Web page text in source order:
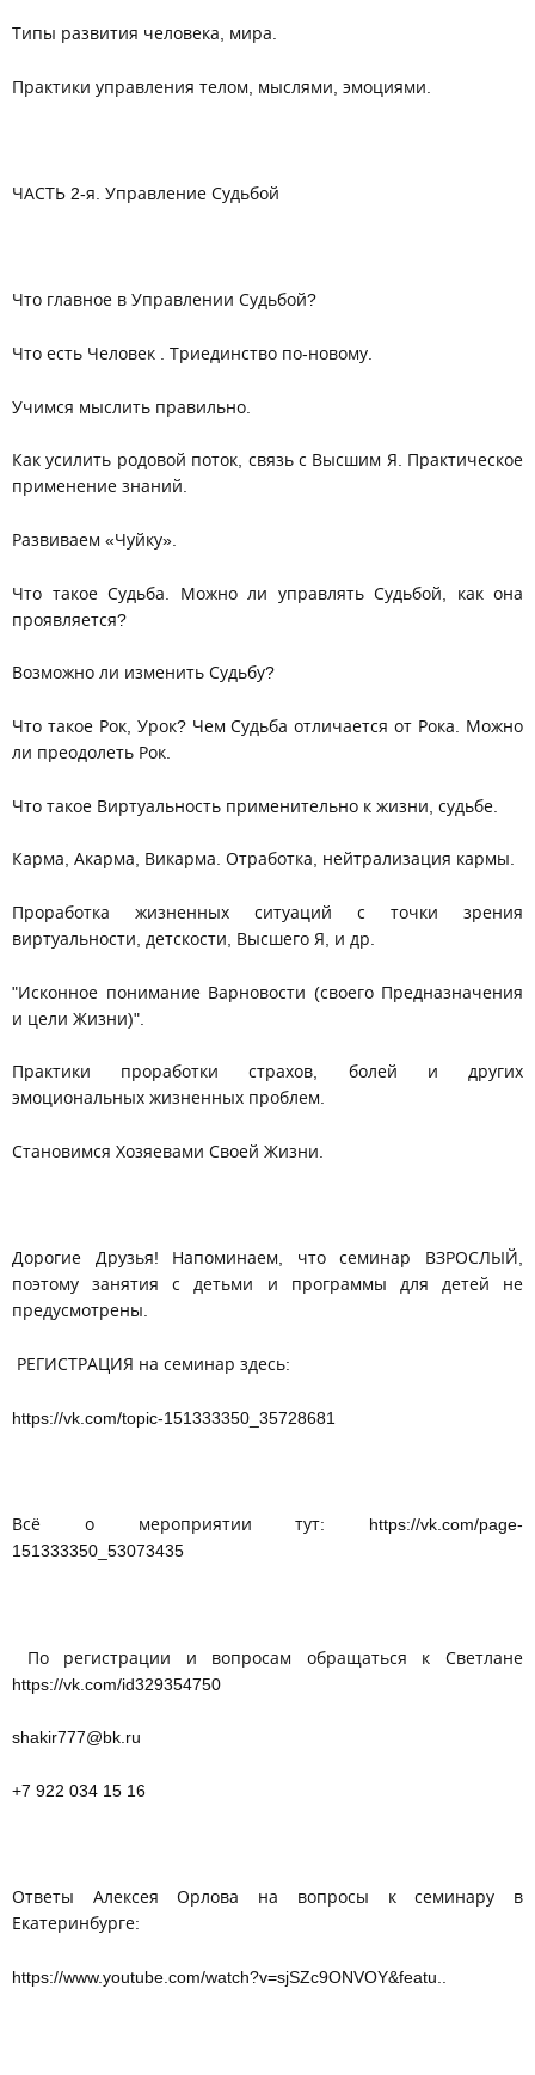
Типы развития человека, мира.
Практики управления телом, мыслями, эмоциями.
ЧАСТЬ 2-я. Управление Судьбой
Что главное в Управлении Судьбой?
Что есть Человек . Триединство по-новому.
Учимся мыслить правильно.
Как усилить родовой поток, связь с Высшим Я. Практическое
применение знаний.
Развиваем «Чуйку».
Что такое Судьба. Можно ли управлять Судьбой, как она
проявляется?
Возможно ли изменить Судьбу?
Что такое Рок, Урок? Чем Судьба отличается от Рока. Можно
ли преодолеть Рок.
Что такое Виртуальность применительно к жизни, судьбе.
Карма, Акарма, Викарма. Отработка, нейтрализация кармы.
Проработка жизненных ситуаций с точки зрения
виртуальности, детскости, Высшего Я, и др.
"Исконное понимание Варновости (своего Предназначения
и цели Жизни)".
Практики проработки страхов, болей и других
эмоциональных жизненных проблем.
Становимся Хозяевами Своей Жизни.
Дорогие Друзья! Напоминаем, что семинар ВЗРОСЛЫЙ,
поэтому занятия с детьми и программы для детей не
предусмотрены.
РЕГИСТРАЦИЯ на семинар здесь:
https://vk.com/topic-151333350_35728681
Всё о мероприятии тут: https://vk.com/page-
151333350_53073435
По регистрации и вопросам обращаться к Светлане
https://vk.com/id329354750
shakir777@bk.ru
+7 922 034 15 16
Ответы Алексея Орлова на вопросы к семинару в
Екатеринбурге:
https://www.youtube.com/watch?v=sjSZc9ONVOY&featu..